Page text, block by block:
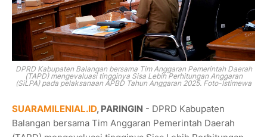
DPRD Kabupaten Balangan bersama Tim Anggaran Pemerintah Daerah
(TAPD) mengevaluasi tingginya Sisa Lebih Perhitungan Anggaran
(SiLPA) pada pelaksanaan APBD Tahun Anggaran 2025. Foto-Istimewa
SUARAMILENIAL.ID, PARINGIN - DPRD Kabupaten
Balangan bersama Tim Anggaran Pemerintah Daerah